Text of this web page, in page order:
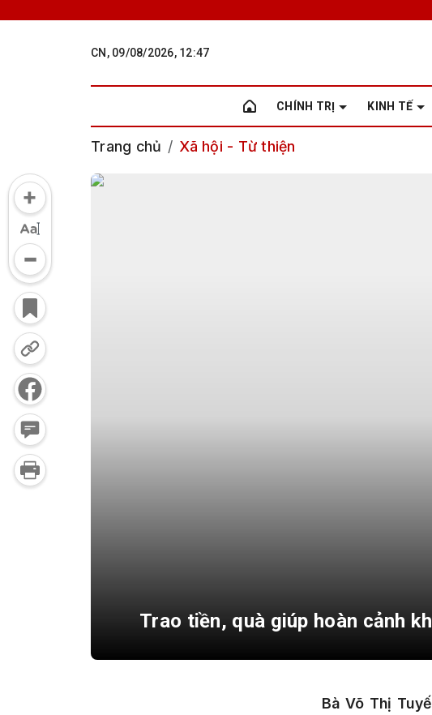
CN, 09/08/2026, 12:47
CHÍNH TRỊ KINH TẾ
Trang chủ Xã hội - Từ thiện
Trao tiền, quà giúp hoàn cảnh
Bà Võ Thị